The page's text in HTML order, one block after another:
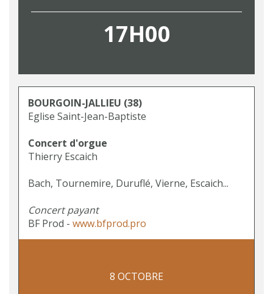
17H00
BOURGOIN-JALLIEU (38)
Eglise Saint-Jean-Baptiste
Concert d'orgue
Thierry Escaich
Bach, Tournemire, Duruflé, Vierne, Escaich...
Concert payant
BF Prod - www.bfprod.pro
8 OCTOBRE